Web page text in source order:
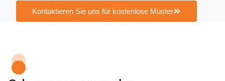
Kontaktieren Sie uns für kostenlose Muster